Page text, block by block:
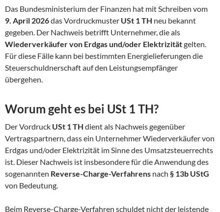
Das Bundesministerium der Finanzen hat mit Schreiben vom
9. April 2026das Vordruckmuster USt 1 TH neu bekannt
gegeben. Der Nachweis betrifft Unternehmer, die als
Wiederverkäufer von Erdgas und/oder Elektrizitätgelten.
Für diese Fälle kann bei bestimmten Energielieferungen die
Steuerschuldnerschaft auf den Leistungsempfänger
übergehen.
Worum geht es bei USt 1 TH?
Der Vordruck USt 1 TH dient als Nachweis gegenüber
Vertragspartnern, dass ein Unternehmer Wiederverkäufer von
Erdgas und/oder Elektrizität im Sinne des Umsatzsteuerrechts
ist. Dieser Nachweis ist insbesondere für die Anwendung des
sogenannten Reverse-Charge-Verfahrens nach § 13b UStG
von Bedeutung.
Beim Reverse-Charge-Verfahren schuldet nicht der leistende